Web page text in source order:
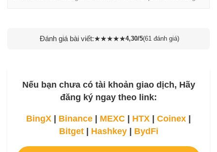
Đánh giá bài viết:★★★★★4,30/5(61 đánh giá)
Nếu bạn chưa có tài khoản giao dịch, Hãy
đăng ký ngay theo link:
BingX | Binance | MEXC | HTX | Coinex |
Bitget| Hashkey| BydFi